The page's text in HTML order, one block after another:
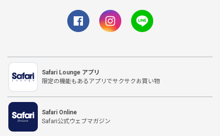
Safari Lounge アプリ
限定の機能もあるアプリでサクサクお買い物
Safari Online
Safari公式ウェブマガジン